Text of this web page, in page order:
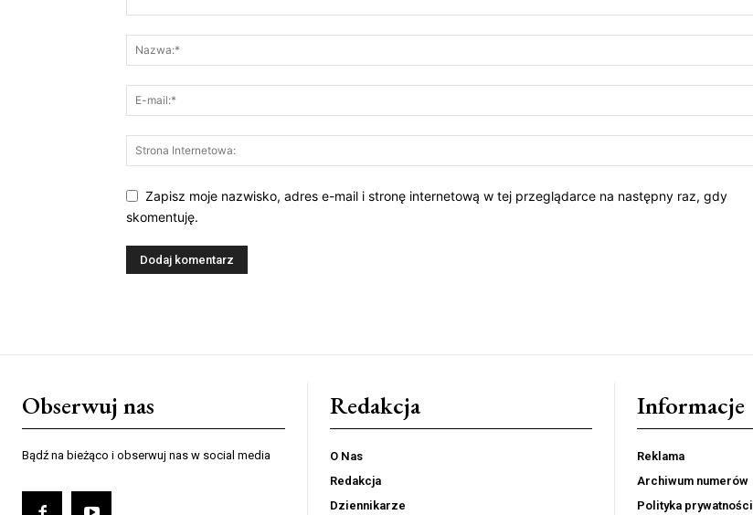
Zapisz moje nazwisko, adres e-mail i stronę internetową w tej przeglądarce na następny raz, gdy
skomentuję.
Obserwuj nas
Bądź na bieżąco i obserwuj nas w social media
Redakcja
O Nas
Redakcja
Dziennikarze
Informacje
Reklama
Archiwum numerów
Polityka prywatności